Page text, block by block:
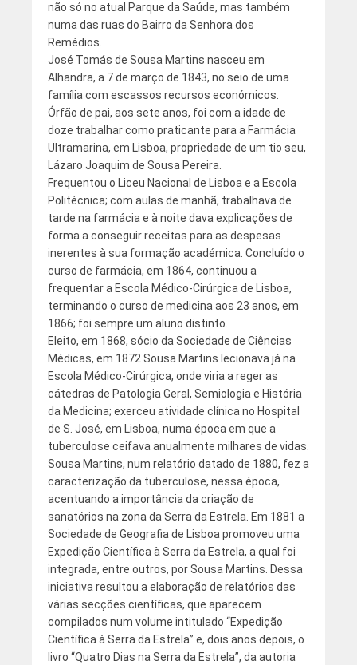
não só no atual Parque da Saúde, mas também
numa das ruas do Bairro da Senhora dos
Remédios.
José Tomás de Sousa Martins nasceu em
Alhandra, a 7 de março de 1843, no seio de uma
família com escassos recursos económicos.
Órfão de pai, aos sete anos, foi com a idade de
doze trabalhar como praticante para a Farmácia
Ultramarina, em Lisboa, propriedade de um tio seu,
Lázaro Joaquim de Sousa Pereira.
Frequentou o Liceu Nacional de Lisboa e a Escola
Politécnica; com aulas de manhã, trabalhava de
tarde na farmácia e à noite dava explicações de
forma a conseguir receitas para as despesas
inerentes à sua formação académica. Concluído o
curso de farmácia, em 1864, continuou a
frequentar a Escola Médico-Cirúrgica de Lisboa,
terminando o curso de medicina aos 23 anos, em
1866; foi sempre um aluno distinto.
Eleito, em 1868, sócio da Sociedade de Ciências
Médicas, em 1872 Sousa Martins lecionava já na
Escola Médico-Cirúrgica, onde viria a reger as
cátedras de Patologia Geral, Semiologia e História
da Medicina; exerceu atividade clínica no Hospital
de S. José, em Lisboa, numa época em que a
tuberculose ceifava anualmente milhares de vidas.
Sousa Martins, num relatório datado de 1880, fez a
caracterização da tuberculose, nessa época,
acentuando a importância da criação de
sanatórios na zona da Serra da Estrela. Em 1881 a
Sociedade de Geografia de Lisboa promoveu uma
Expedição Científica à Serra da Estrela, a qual foi
integrada, entre outros, por Sousa Martins. Dessa
iniciativa resultou a elaboração de relatórios das
várias secções científicas, que aparecem
compilados num volume intitulado “Expedição
Científica à Serra da Estrela” e, dois anos depois, o
livro “Quatro Dias na Serra da Estrela”, da autoria